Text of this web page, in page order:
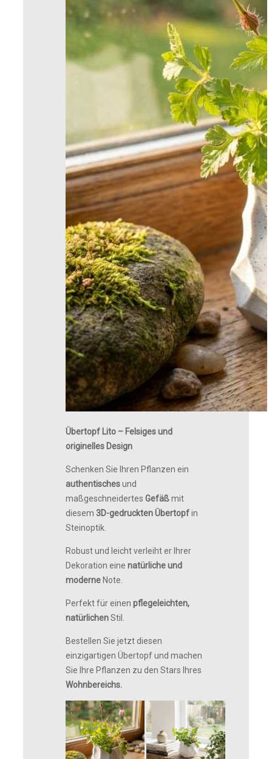
Übertopf Lito – Felsiges und
originelles Design
Schenken Sie Ihren Pflanzen ein
authentischesund
maßgeschneidertes Gefäßmit
diesem 3D-gedruckten Übertopfin
Steinoptik.
Robust und leicht verleiht er Ihrer
Dekoration eine natürliche und
moderneNote.
Perfekt für einen pflegeleichten,
natürlichenStil.
Bestellen Sie jetzt diesen
einzigartigen Übertopf und machen
Sie Ihre Pflanzen zu den Stars Ihres
Wohnbereichs.